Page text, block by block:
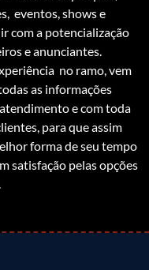
eventos, shows e
com a potencialização
e anunciantes.
no ramo, vem
as informações
e com toda
para que assim
forma de seu tempo
satisfação pelas opções